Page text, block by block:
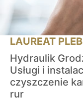
LAUREAT
Hydraulik
Usługi i
czyszczenie
rur